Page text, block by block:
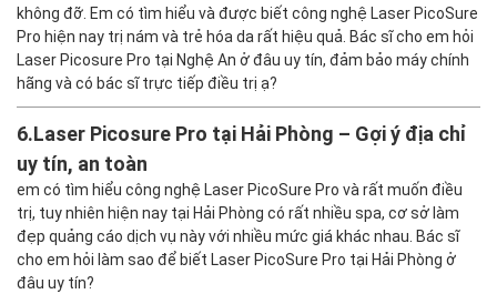
không đỡ. Em có tìm hiểu và được biết công nghệ Laser PicoSure
Pro hiện nay trị nám và trẻ hóa da rất hiệu quả. Bác sĩ cho em hỏi
Laser Picosure Pro tại Nghệ An ở đâu uy tín, đảm bảo máy chính
hãng và có bác sĩ trực tiếp điều trị ạ?
6.Laser Picosure Pro tại Hải Phòng – Gợi ý địa chỉ
uy tín, an toàn
em có tìm hiểu công nghệ Laser PicoSure Pro và rất muốn điều
trị, tuy nhiên hiện nay tại Hải Phòng có rất nhiều spa, cơ sở làm
đẹp quảng cáo dịch vụ này với nhiều mức giá khác nhau. Bác sĩ
cho em hỏi làm sao để biết Laser PicoSure Pro tại Hải Phòng ở
đâu uy tín?